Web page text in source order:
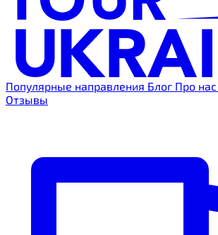
Популярные направления Блог Про нас
Отзывы